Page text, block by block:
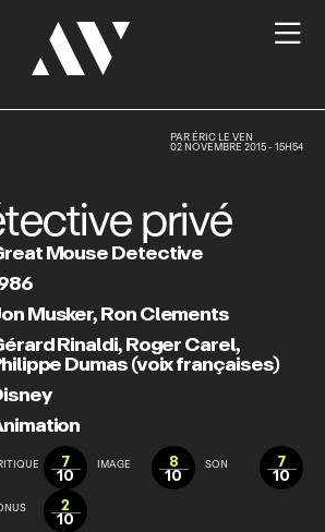

PAR ÉRIC LE VEN
02 NOVEMBRE 2015 - 15H54
privé
Mouse Detective
Musker,Ron Clements
Rinaldi,Roger Carel,
Dumas (voix françaises)
7
10
IMAGE 8
10
SON 7
10
2
10